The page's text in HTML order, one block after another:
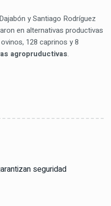
y Santiago Rodríguez
en alternativas productivas
128 caprinos y 8
agropruductivas.
seguridad